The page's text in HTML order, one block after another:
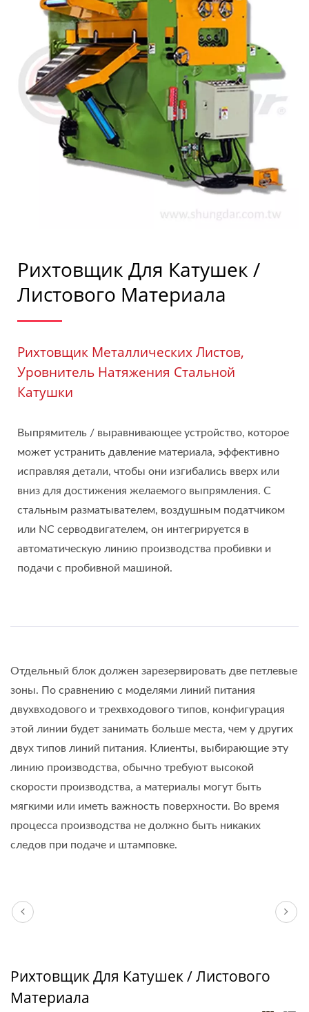
Рихтовщик Для Катушек /
Листового Материала
Рихтовщик Металлических Листов,
Уровнитель Натяжения Стальной
Катушки
Выпрямитель / выравнивающее устройство, которое
может устранить давление материала, эффективно
исправляя детали, чтобы они изгибались вверх или
вниз для достижения желаемого выпрямления. С
стальным разматывателем, воздушным податчиком
или NC серводвигателем, он интегрируется в
автоматическую линию производства пробивки и
подачи с пробивной машиной.
Отдельный блок должен зарезервировать две петлевые
зоны. По сравнению с моделями линий питания
двухвходового и трехвходового типов, конфигурация
этой линии будет занимать больше места, чем у других
двух типов линий питания. Клиенты, выбирающие эту
линию производства, обычно требуют высокой
скорости производства, а материалы могут быть
мягкими или иметь важность поверхности. Во время
процесса производства не должно быть никаких
следов при подаче и штамповке.
Рихтовщик Для Катушек / Листового
Материала